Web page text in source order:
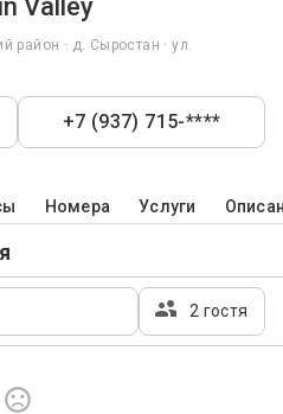
Valley
район · д. Сыростан · ул.
+7 (937) 715-****
Номера Услуги
2 гостя